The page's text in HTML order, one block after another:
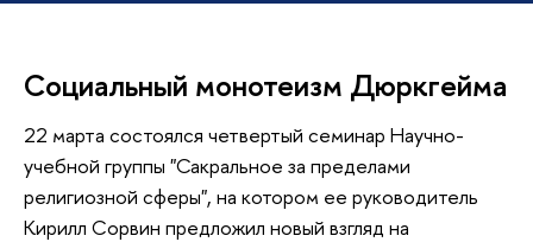
Социальный монотеизм Дюркгейма
22 марта состоялся четвертый семинар Научно-
учебной группы "Сакральное за пределами
религиозной сферы", на котором ее руководитель
Кирилл Сорвин предложил новый взгляд на